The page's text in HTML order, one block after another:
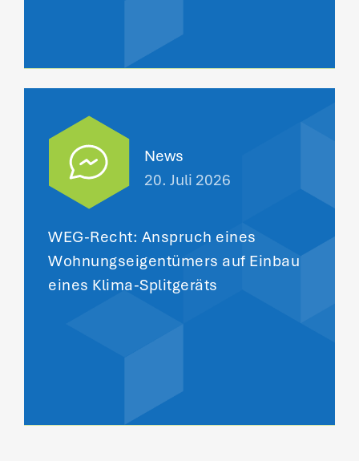
News
20. Juli 2026
WEG-Recht: Anspruch eines
Wohnungseigentümers auf Einbau
eines Klima-Splitgeräts